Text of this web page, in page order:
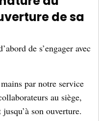
de sa
de s’engager avec
par notre service
au siège,
son ouverture.